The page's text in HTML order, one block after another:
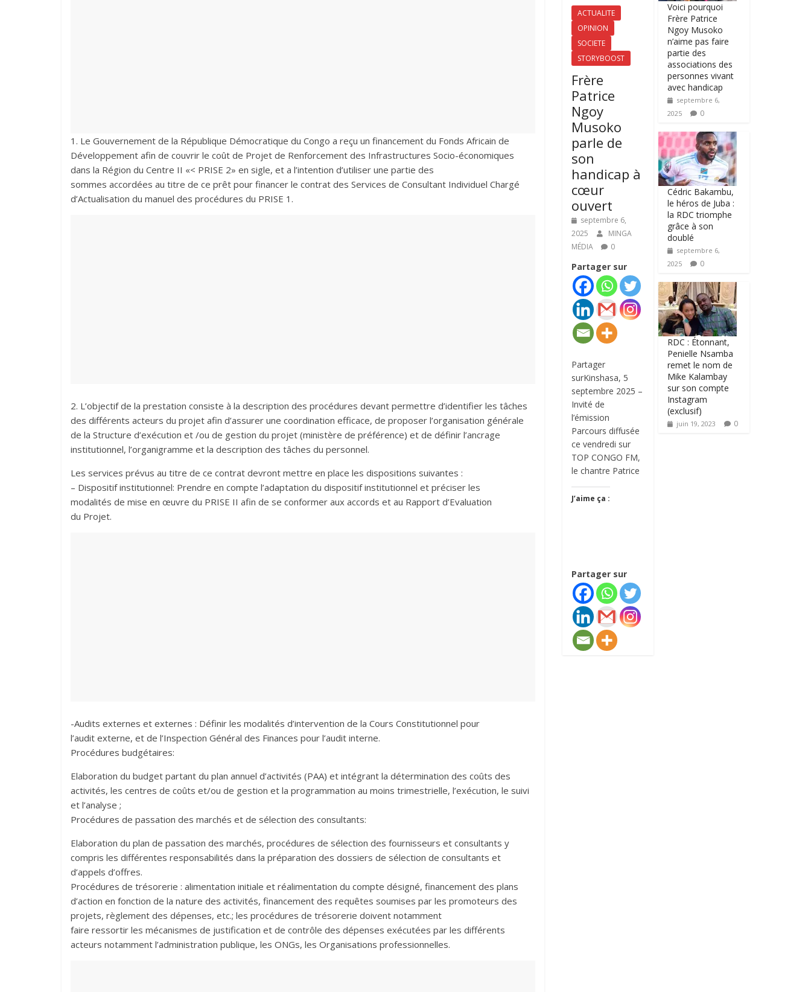
1. Le Gouvernement de la République Démocratique du Congo a reçu un financement du Fonds Africain de
Développement afin de couvrir le coût de Projet de Renforcement des Infrastructures Socio-économiques
dans la Région du Centre II «< PRISE 2» en sigle, et a l’intention d’utiliser une partie des
sommes accordées au titre de ce prêt pour financer le contrat des Services de Consultant Individuel Chargé
d’Actualisation du manuel des procédures du PRISE 1.
2. L’objectif de la prestation consiste à la description des procédures devant permettre d’identifier les tâches
des différents acteurs du projet afin d’assurer une coordination efficace, de proposer l’organisation générale
de la Structure d’exécution et /ou de gestion du projet (ministère de préférence) et de définir l’ancrage
institutionnel, l’organigramme et la description des tâches du personnel.
Les services prévus au titre de ce contrat devront mettre en place les dispositions suivantes :
– Dispositif institutionnel: Prendre en compte l’adaptation du dispositif institutionnel et préciser les
modalités de mise en œuvre du PRISE II afin de se conformer aux accords et au Rapport d’Evaluation
du Projet.
-Audits externes et externes : Définir les modalités d’intervention de la Cours Constitutionnel pour
l’audit externe, et de l’Inspection Général des Finances pour l’audit interne.
Procédures budgétaires:
Elaboration du budget partant du plan annuel d’activités (PAA) et intégrant la détermination des coûts des
activités, les centres de coûts et/ou de gestion et la programmation au moins trimestrielle, l’exécution, le suivi
et l’analyse ;
Procédures de passation des marchés et de sélection des consultants:
Elaboration du plan de passation des marchés, procédures de sélection des fournisseurs et consultants y
compris les différentes responsabilités dans la préparation des dossiers de sélection de consultants et
d’appels d’offres.
Procédures de trésorerie : alimentation initiale et réalimentation du compte désigné, financement des plans
d’action en fonction de la nature des activités, financement des requêtes soumises par les promoteurs des
projets, règlement des dépenses, etc.; les procédures de trésorerie doivent notamment
faire ressortir les mécanismes de justification et de contrôle des dépenses exécutées par les différents
acteurs notamment l’administration publique, les ONGs, les Organisations professionnelles.
ACTUALITE
OPINION
SOCIETE
STORYBOOST
Frère
Patrice
Ngoy
Musoko
parle de
son
handicap à
cœur
ouvert
septembre 6,
2025
MINGA
MÉDIA
0
Partager sur
Partager
surKinshasa, 5
septembre 2025 –
Invité de
l’émission
Parcours diffusée
ce vendredi sur
TOP CONGO FM,
le chantre Patrice
J’aime ça :
Partager sur
Voici pourquoi
Frère Patrice
Ngoy Musoko
n’aime pas faire
partie des
associations des
personnes vivant
avec handicap
septembre 6,
2025
0
Cédric Bakambu,
le héros de Juba :
la RDC triomphe
grâce à son
doublé
septembre 6,
2025
0
RDC : Étonnant,
Penielle Nsamba
remet le nom de
Mike Kalambay
sur son compte
Instagram
(exclusif)
juin 19, 2023 0